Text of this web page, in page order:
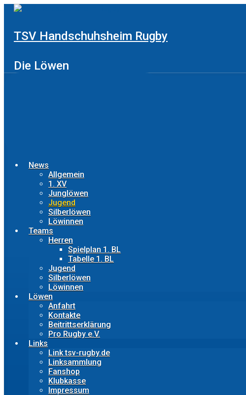
Zum
TSV Handschuhsheim Rugby
Die Löwen
News
Allgemein
1. XV
Junglöwen
Jugend
Silberlöwen
Löwinnen
Teams
Herren
Spielplan 1. BL
Tabelle 1. BL
Jugend
Silberlöwen
Löwinnen
Löwen
Anfahrt
Kontakte
Beitrittserklärung
Pro Rugby e.V.
Links
Link tsv-rugby.de
Linksammlung
Fanshop
Klubkasse
Impressum